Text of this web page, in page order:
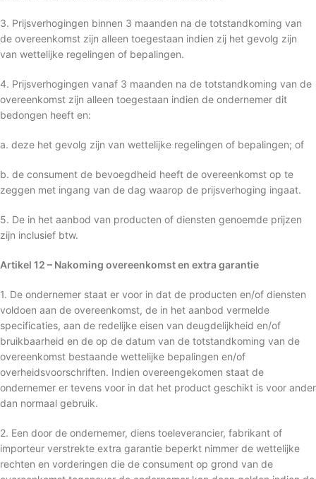
3. Prijsverhogingen binnen 3 maanden na de totstandkoming van
de overeenkomst zijn alleen toegestaan indien zij het gevolg zijn
van wettelijke regelingen of bepalingen.
4. Prijsverhogingen vanaf 3 maanden na de totstandkoming van de
overeenkomst zijn alleen toegestaan indien de ondernemer dit
bedongen heeft en:
a. deze het gevolg zijn van wettelijke regelingen of bepalingen; of
b. de consument de bevoegdheid heeft de overeenkomst op te
zeggen met ingang van de dag waarop de prijsverhoging ingaat.
5. De in het aanbod van producten of diensten genoemde prijzen
zijn inclusief btw.
Artikel 12 – Nakoming overeenkomst en extra garantie
1. De ondernemer staat er voor in dat de producten en/of diensten
voldoen aan de overeenkomst, de in het aanbod vermelde
specificaties, aan de redelijke eisen van deugdelijkheid en/of
bruikbaarheid en de op de datum van de totstandkoming van de
overeenkomst bestaande wettelijke bepalingen en/of
overheidsvoorschriften. Indien overeengekomen staat de
ondernemer er tevens voor in dat het product geschikt is voor ander
dan normaal gebruik.
2. Een door de ondernemer, diens toeleverancier, fabrikant of
importeur verstrekte extra garantie beperkt nimmer de wettelijke
rechten en vorderingen die de consument op grond van de